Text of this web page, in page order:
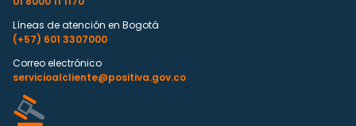
Líneas de atención en Bogotá
(+57) 601 3307000
Correo electrónico
servicioalcliente@positiva.gov.co